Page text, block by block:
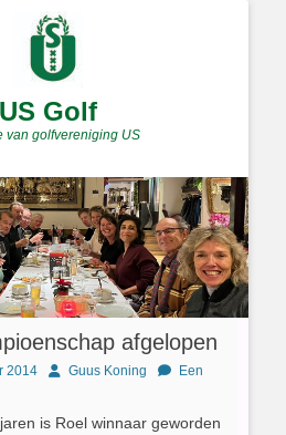
US Golf
van golfvereniging US
afgelopen
2014 AuthorGuus Koning
Een
is Roel winnaar geworden